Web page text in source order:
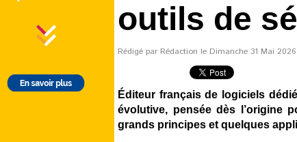
outils de
Rédigé par Rédaction le Dimanche 31 Mai
Éditeur français de logiciels
évolutive, pensée dès l’origine
grands principes et quelques